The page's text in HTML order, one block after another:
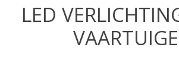
LED